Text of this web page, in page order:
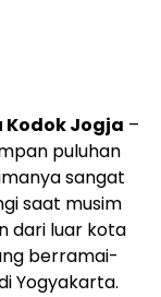
Kodok Jogja –
puluhan
sangat
saat musim
dari luar kota
berramai-
Yogyakarta.